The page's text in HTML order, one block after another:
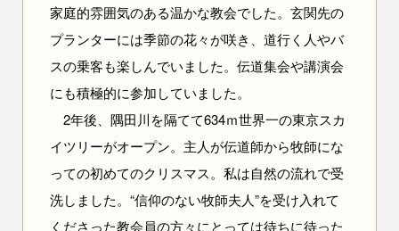
家庭的雰囲気のある温かな教会でした。玄関先の
プランターには季節の花々が咲き、道行く人やバ
スの乗客も楽しんでいました。伝道集会や講演会
にも積極的に参加していました。
2年後、隅田川を隔てて634ｍ世界一の東京スカ
イツリーがオープン。主人が伝道師から牧師にな
っての初めてのクリスマス。私は自然の流れで受
洗しました。“信仰のない牧師夫人”を受け入れて
くださった教会員の方々にとっては待ちに待った